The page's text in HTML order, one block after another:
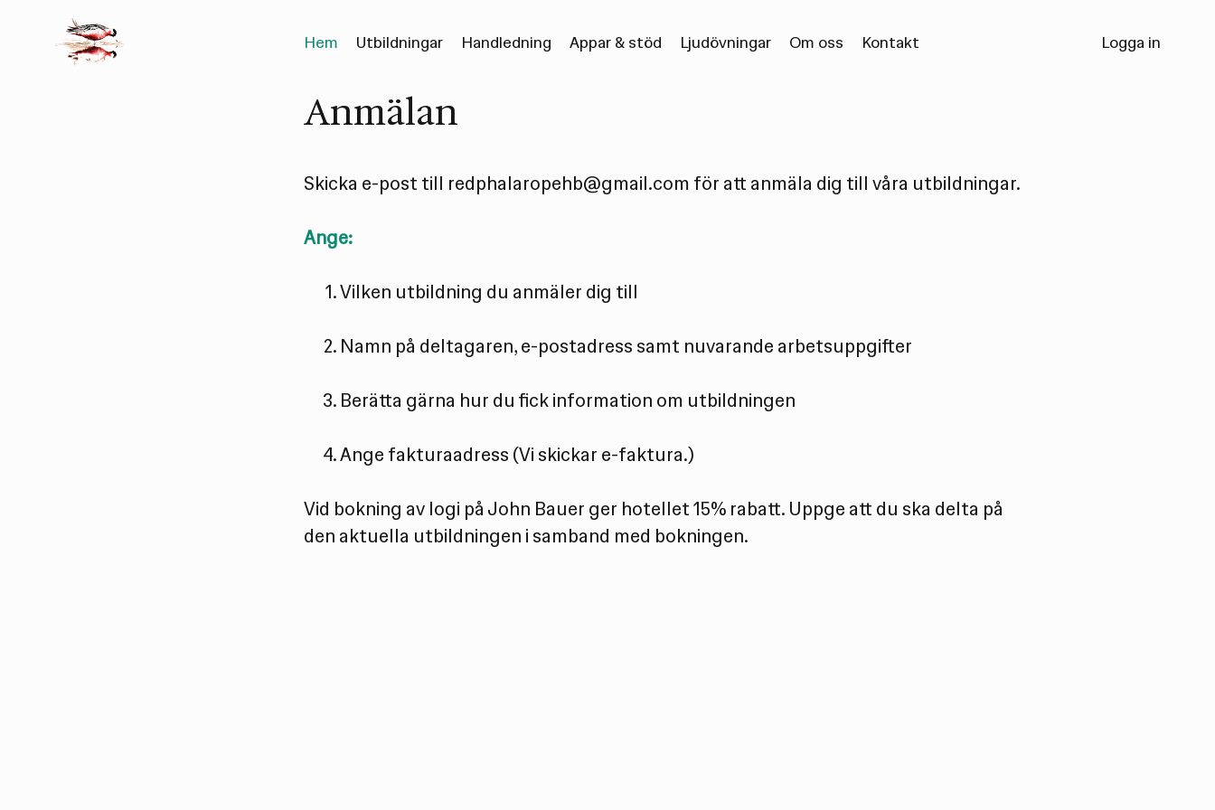
Hem Utbildningar Handledning Appar & stöd Ljudövningar Om oss Kontakt Logga in
Anmälan
Skicka e-post till redphalaropehb@gmail.com för att anmäla dig till våra utbildningar.
Ange:
Vilken utbildning du anmäler dig till
Namn på deltagaren, e-postadress samt nuvarande arbetsuppgifter
Berätta gärna hur du fick information om utbildningen
Ange fakturaadress (Vi skickar e-faktura.)
Vid bokning av logi på John Bauer ger hotellet 15% rabatt. Uppge att du ska delta på
den aktuella utbildningen i samband med bokningen.